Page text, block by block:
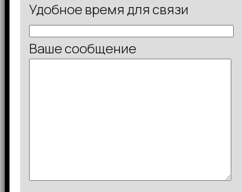
Удобное время для связи
Ваше сообщение